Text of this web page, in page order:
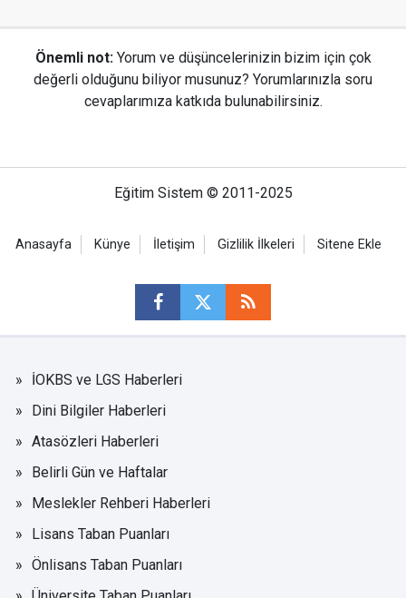
Önemli not: Yorum ve düşüncelerinizin bizim için çok
değerli olduğunu biliyor musunuz? Yorumlarınızla soru
cevaplarımıza katkıda bulunabilirsiniz.
Eğitim Sistem © 2011-2025
Anasayfa Künye İletişim Gizlilik İlkeleri Sitene Ekle
İOKBS ve LGS Haberleri
Dini Bilgiler Haberleri
Atasözleri Haberleri
Belirli Gün ve Haftalar
Meslekler Rehberi Haberleri
Lisans Taban Puanları
Önlisans Taban Puanları